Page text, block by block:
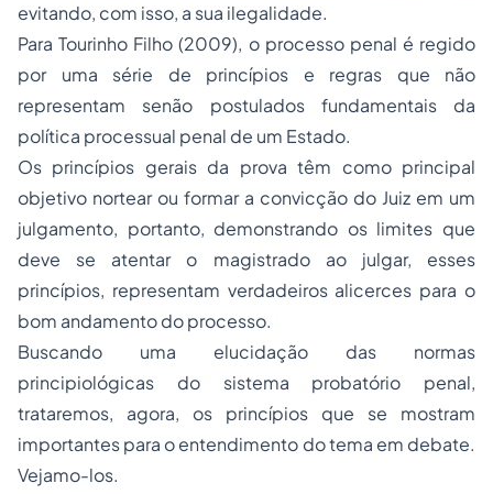
evitando, com isso, a sua ilegalidade.
Para Tourinho Filho (2009), o processo penal é regido
por uma série de princípios e regras que não
representam senão postulados fundamentais da
política processual penal de um Estado.
Os princípios gerais da prova têm como principal
objetivo nortear ou formar a convicção do Juiz em um
julgamento, portanto, demonstrando os limites que
deve se atentar o magistrado ao julgar, esses
princípios, representam verdadeiros alicerces para o
bom andamento do processo.
Buscando uma elucidação das normas
principiológicas do sistema probatório penal,
trataremos, agora, os princípios que se mostram
importantes para o entendimento do tema em debate.
Vejamo-los.